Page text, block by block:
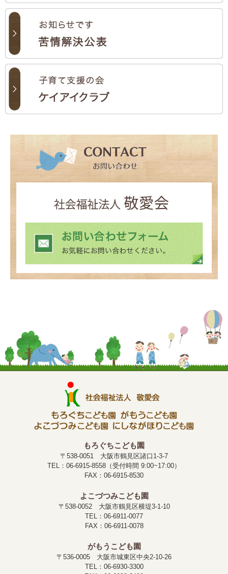
もろぐちこども園
〒538-0051 大阪市鶴見区諸口1-3-7
TEL：06-6915-8558（受付時間 9:00~17:00）
FAX：06-6915-8530
よこづつみこども園
〒538-0052 大阪市鶴見区横堤3-1-10
TEL：06-6911-0077
FAX：06-6911-0078
がもうこども園
〒536-0005 大阪市城東区中央2-10-26
TEL：06-6930-3300